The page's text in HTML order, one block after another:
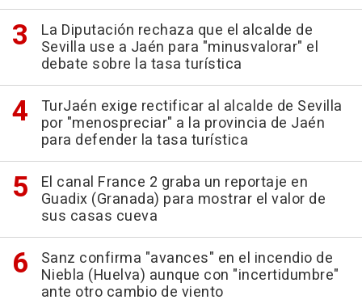
La Diputación rechaza que el alcalde de
Sevilla use a Jaén para "minusvalorar" el
debate sobre la tasa turística
TurJaén exige rectificar al alcalde de Sevilla
por "menospreciar" a la provincia de Jaén
para defender la tasa turística
El canal France 2 graba un reportaje en
Guadix (Granada) para mostrar el valor de
sus casas cueva
Sanz confirma "avances" en el incendio de
Niebla (Huelva) aunque con "incertidumbre"
ante otro cambio de viento